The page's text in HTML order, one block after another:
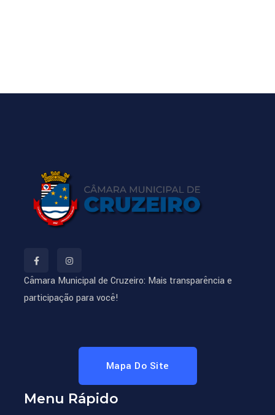
Câmara Municipal de Cruzeiro: Mais transparência e
participação para você!
Mapa Do Site
Menu Rápido